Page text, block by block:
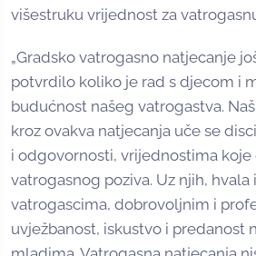
višestruku vrijednost za
„Gradsko vatrogasno natjecanje
potvrdilo koliko je rad s djecom i
budućnost našeg vatrogastva.
kroz ovakva natjecanja uče se
i odgovornosti, vrijednostima koje
vatrogasnog poziva. Uz njih, hvala
vatrogascima, dobrovoljnim i
uvježbanost, iskustvo i predanost